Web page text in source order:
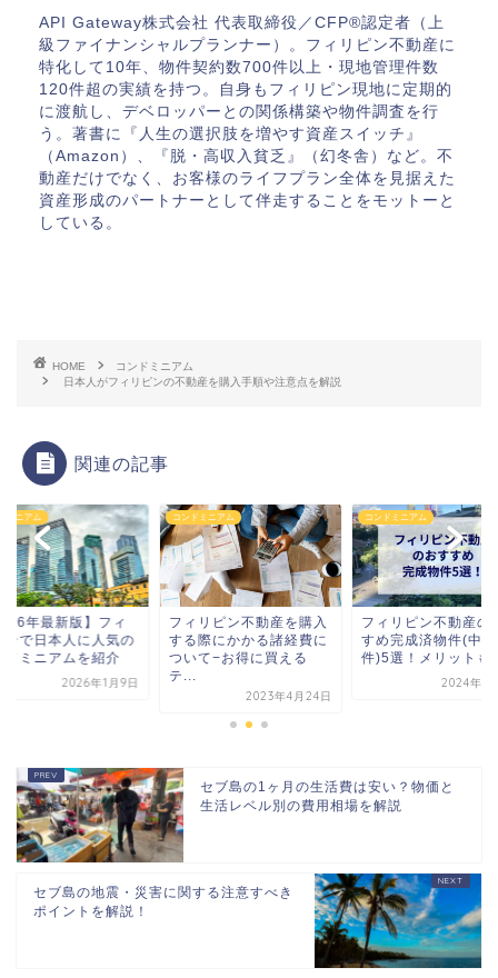
API Gateway株式会社 代表取締役／CFP®認定者（上
級ファイナンシャルプランナー）。フィリピン不動産に
特化して10年、物件契約数700件以上・現地管理件数
120件超の実績を持つ。自身もフィリピン現地に定期的
に渡航し、デベロッパーとの関係構築や物件調査を行
う。著書に『人生の選択肢を増やす資産スイッチ』
（Amazon）、『脱・高収入貧乏』（幻冬舎）など。不
動産だけでなく、お客様のライフプラン全体を見据えた
資産形成のパートナーとして伴走することをモットーと
している。
HOME
コンドミニアム
日本人がフィリピンの不動産を購入手順や注意点を解説
関連の記事
ミニアム
リピン不動産を購入
際にかかる諸経費に
て−お得に買える
コンドミニアム
フィリピン不動産のおす
すめ完成済物件(中古物
件)5選！メリットも解...
コンドミニアム
【2026年最新版】
リピンで日本人に人
コンドミニアムを紹
2026年1
セブ島の1ヶ月の生活費は安い？物価と
生活レベル別の費用相場を解説
セブ島の地震・災害に関する注意すべき
ポイントを解説！